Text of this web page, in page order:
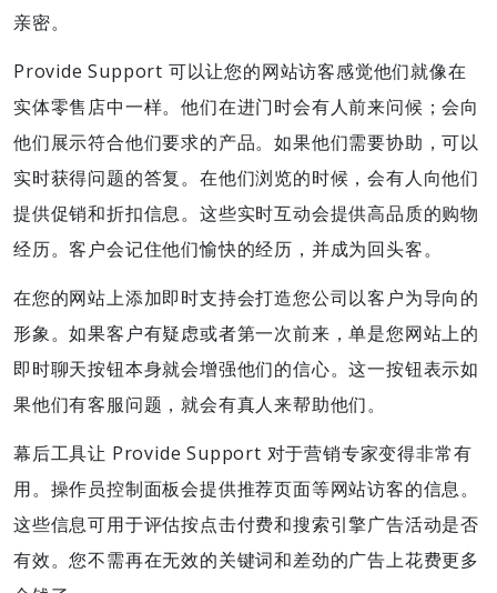
亲密。
Provide Support 可以让您的网站访客感觉他们就像在
实体零售店中一样。他们在进门时会有人前来问候；会向
他们展示符合他们要求的产品。如果他们需要协助，可以
实时获得问题的答复。在他们浏览的时候，会有人向他们
提供促销和折扣信息。这些实时互动会提供高品质的购物
经历。客户会记住他们愉快的经历，并成为回头客。
在您的网站上添加即时支持会打造您公司以客户为导向的
形象。如果客户有疑虑或者第一次前来，单是您网站上的
即时聊天按钮本身就会增强他们的信心。这一按钮表示如
果他们有客服问题，就会有真人来帮助他们。
幕后工具让 Provide Support 对于营销专家变得非常有
用。操作员控制面板会提供推荐页面等网站访客的信息。
这些信息可用于评估按点击付费和搜索引擎广告活动是否
有效。您不需再在无效的关键词和差劲的广告上花费更多